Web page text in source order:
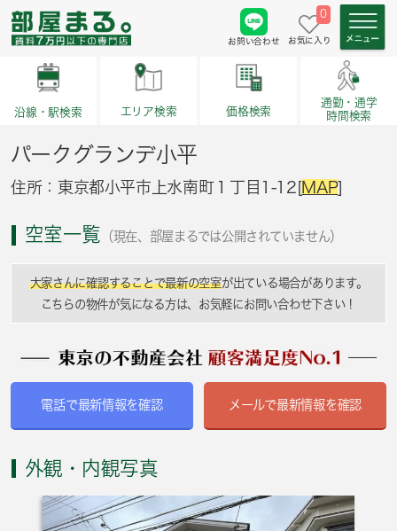
お問い合わせ
0
お気に入り
沿線・駅検索 エリア検索 価格検索
通勤・通学
時間検索
パークグランデ小平
住所：東京都小平市上水南町１丁目1-12[MAP]
空室一覧 （現在、部屋まるでは公開されていません）
大家さんに確認することで最新の空室が出ている場合があります。
こちらの物件が気になる方は、お気軽にお問い合わせ下さい！
電話で最新情報を確認 メールで最新情報を確認
外観・内観写真